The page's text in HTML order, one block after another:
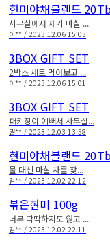
현미야채블랜드
사무실에서 제가 마실 ...
이** / 2023.12.06 15:03
3BOX GIFT SET
2박스 세트 먹어보고 ...
이** / 2023.12.06 15:01
3BOX GIFT SET
패키징이 예뻐서 사무실...
권** / 2023.12.03 13:58
현미야채블랜드
물 대신 마실 차를 찾...
김** / 2023.12.02 22:12
볶은현미 100g
너무 딱딱하지도 않고 ...
김** / 2023.12.02 22:11